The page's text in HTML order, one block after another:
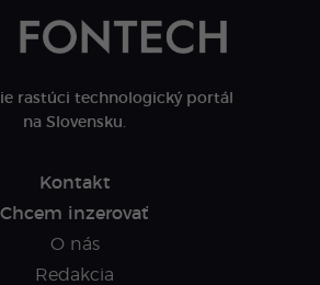
rastúci technologický portál
na Slovensku.
Kontakt
Chcem inzerovať
O nás
Redakcia